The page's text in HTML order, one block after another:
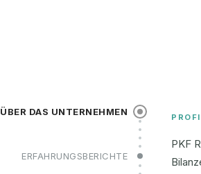
ÜBER DAS UNTERNEHMEN
ERFAHRUNGSBERICHTE
PKF